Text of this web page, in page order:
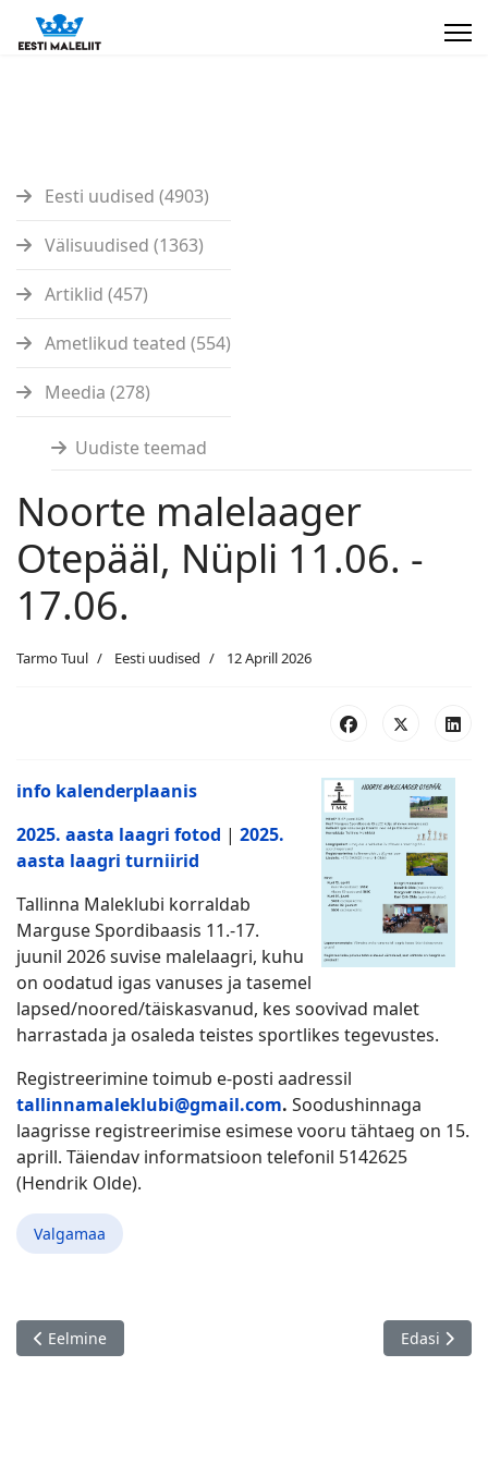
Eesti uudised (4903)
Välisuudised (1363)
Artiklid (457)
Ametlikud teated (554)
Meedia (278)
Uudiste teemad
Noorte malelaager
Otepääl, Nüpli 11.06. -
17.06.
Tarmo Tuul Eesti uudised 12 Aprill 2026
info kalenderplaanis
2025. aasta laagri fotod | 2025.
aasta laagri turniirid
Tallinna Maleklubi korraldab
Marguse Spordibaasis 11.-17.
juunil 2026 suvise malelaagri, kuhu
on oodatud igas vanuses ja tasemel
lapsed/noored/täiskasvanud, kes soovivad malet
harrastada ja osaleda teistes sportlikes tegevustes.
Registreerimine toimub e-posti aadressil
tallinnamaleklubi@gmail.com. Soodushinnaga
laagrisse registreerimise esimese vooru tähtaeg on 15.
aprill. Täiendav informatsioon telefonil 5142625
(Hendrik Olde).
Valgamaa
Eelmine artikkel: Elva Male 2026 - 2. etapp, Elva 12.04.
Eelmine Järgmine
Edasi